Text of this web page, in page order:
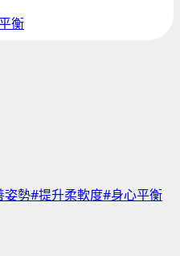
衡
姿勢#提升柔軟度#身心平衡